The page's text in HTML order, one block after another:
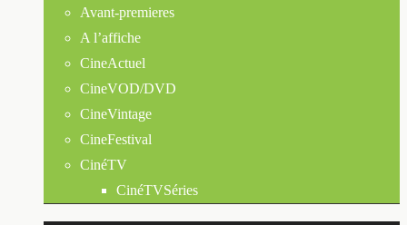
Avant-premieres
A l’affiche
CineActuel
CineVOD/DVD
CineVintage
CineFestival
CinéTV
CinéTVSéries